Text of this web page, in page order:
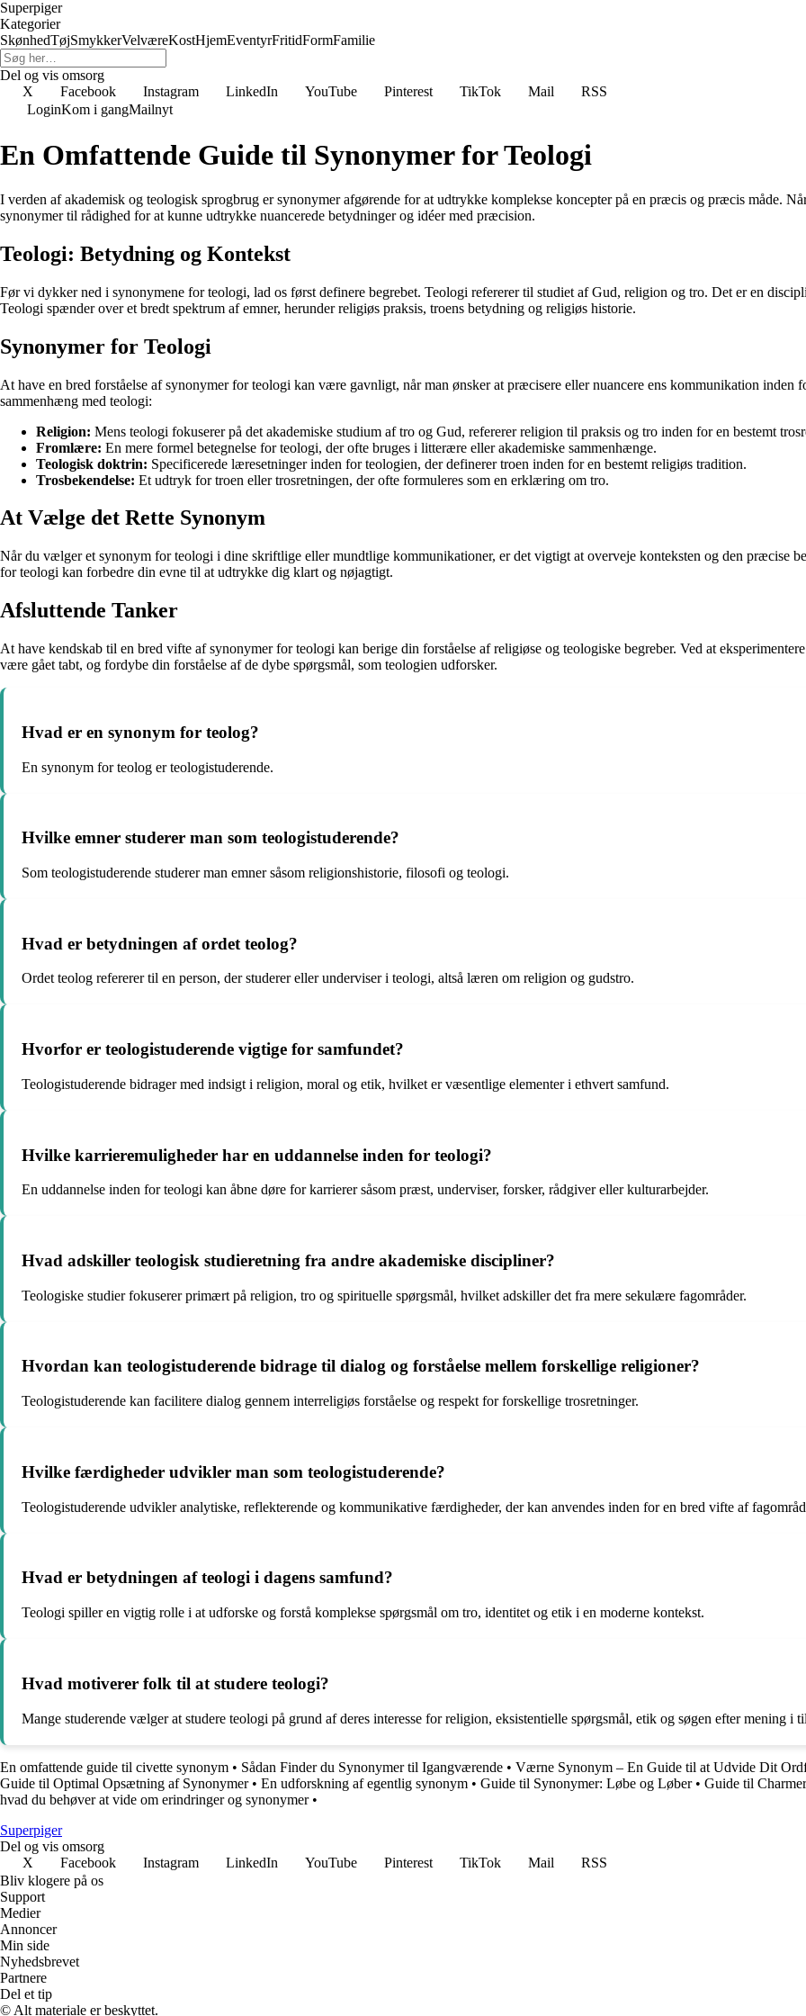
Superpiger
Kategorier
SkønhedTøjSmykkerVelværeKostHjemEventyrFritidFormFamilie
Del og vis omsorg
X
Facebook Instagram LinkedIn YouTube Pinterest TikTok Mail
RSS
LoginKom i gangMailnyt
En Omfattende Guide til Synonymer for Teologi
I verden af akademisk og teologisk sprogbrug er synonymer afgørende for at udtrykke komplekse koncepter på en præcis og præcis måde.
synonymer til rådighed for at kunne udtrykke nuancerede betydninger og idéer med præcision.
Teologi: Betydning og Kontekst
Før vi dykker ned i synonymene for teologi, lad os først definere begrebet. Teologi refererer til studiet af Gud, religion og tro. Det er en
Teologi spænder over et bredt spektrum af emner, herunder religiøs praksis, troens betydning og religiøs historie.
Synonymer for Teologi
At have en bred forståelse af synonymer for teologi kan være gavnligt, når man ønsker at præcisere eller nuancere ens kommunikation inden
sammenhæng med teologi:
Religion: Mens teologi fokuserer på det akademiske studium af tro og Gud, refererer religion til praksis og tro inden for en bestemt
Fromlære: En mere formel betegnelse for teologi, der ofte bruges i litterære eller akademiske sammenhænge.
Teologisk doktrin: Specificerede læresetninger inden for teologien, der definerer troen inden for en bestemt religiøs tradition.
Trosbekendelse: Et udtryk for troen eller trosretningen, der ofte formuleres som en erklæring om tro.
At Vælge det Rette Synonym
Når du vælger et synonym for teologi i dine skriftlige eller mundtlige kommunikationer, er det vigtigt at overveje konteksten og den præcise
for teologi kan forbedre din evne til at udtrykke dig klart og nøjagtigt.
Afsluttende Tanker
At have kendskab til en bred vifte af synonymer for teologi kan berige din forståelse af religiøse og teologiske begreber. Ved at
være gået tabt, og fordybe din forståelse af de dybe spørgsmål, som teologien udforsker.
Hvad er en synonym for teolog?
En synonym for teolog er teologistuderende.
Hvilke emner studerer man som teologistuderende?
Som teologistuderende studerer man emner såsom religionshistorie, filosofi og teologi.
Hvad er betydningen af ordet teolog?
Ordet teolog refererer til en person, der studerer eller underviser i teologi, altså læren om religion og gudstro.
Hvorfor er teologistuderende vigtige for samfundet?
Teologistuderende bidrager med indsigt i religion, moral og etik, hvilket er væsentlige elementer i ethvert samfund.
Hvilke karrieremuligheder har en uddannelse inden for teologi?
En uddannelse inden for teologi kan åbne døre for karrierer såsom præst, underviser, forsker, rådgiver eller kulturarbejder.
Hvad adskiller teologisk studieretning fra andre akademiske discipliner?
Teologiske studier fokuserer primært på religion, tro og spirituelle spørgsmål, hvilket adskiller det fra mere sekulære fagområder.
Hvordan kan teologistuderende bidrage til dialog og forståelse mellem forskellige religioner?
Teologistuderende kan facilitere dialog gennem interreligiøs forståelse og respekt for forskellige trosretninger.
Hvilke færdigheder udvikler man som teologistuderende?
Teologistuderende udvikler analytiske, reflekterende og kommunikative færdigheder, der kan anvendes inden for en bred vifte af
Hvad er betydningen af teologi i dagens samfund?
Teologi spiller en vigtig rolle i at udforske og forstå komplekse spørgsmål om tro, identitet og etik i en moderne kontekst.
Hvad motiverer folk til at studere teologi?
Mange studerende vælger at studere teologi på grund af deres interesse for religion, eksistentielle spørgsmål, etik og søgen efter mening i
En omfattende guide til civette synonym • Sådan Finder du Synonymer til Igangværende • Værne Synonym – En Guide til at Udvide Dit
Guide til Optimal Opsætning af Synonymer• En udforskning af egentlig synonym • Guide til Synonymer: Løbe og Løber• Guide til
hvad du behøver at vide om erindringer og synonymer•
Superpiger
Del og vis omsorg
X
Facebook Instagram LinkedIn YouTube Pinterest TikTok Mail
RSS
Bliv klogere på os
Support
Medier
Annoncer
Min side
Nyhedsbrevet
Partnere
Del et tip
© Alt materiale er beskyttet.